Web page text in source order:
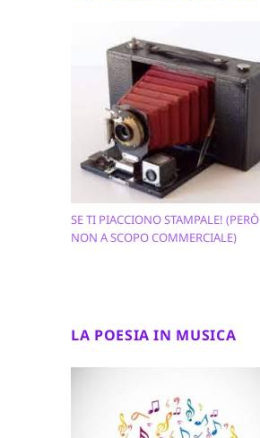
SE TI PIACCIONO STAMPALE! (PERÒ
NON A SCOPO COMMERCIALE)
LA POESIA IN MUSICA